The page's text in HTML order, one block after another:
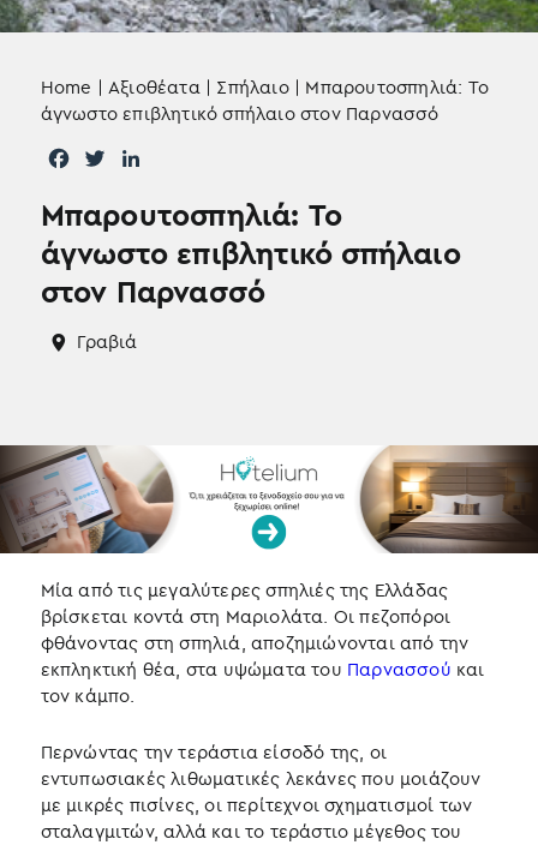
Μπαρουτοσπηλιά: Το
άγνωστο επιβλητικό σπήλαιο
στον Παρνασσό
Γραβιά
Home |Αξιοθέατα| Σπήλαιο| Μπαρουτοσπηλιά: Το
άγνωστο επιβλητικό σπήλαιο στον Παρνασσό
c
b
o
k
i
t
t
n
e
d
Μία από τις μεγαλύτερες σπηλιές της Ελλάδας
βρίσκεται κοντά στη Μαριολάτα. Οι πεζοπόροι
φθάνοντας στη σπηλιά, αποζημιώνονται από την
εκπληκτική θέα, στα υψώματα του Παρνασσού και
τον κάμπο.
Περνώντας την τεράστια είσοδό της, οι
εντυπωσιακές λιθωματικές λεκάνες που μοιάζουν
με μικρές πισίνες, οι περίτεχνοι σχηματισμοί των
σταλαγμιτών, αλλά και το τεράστιο μέγεθος του